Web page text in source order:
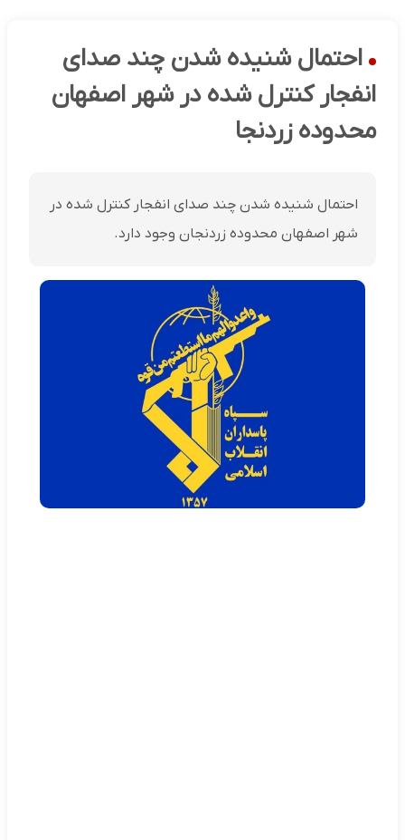
احتمال شنیده شدن چند صدای
انفجار کنترل شده در شهر اصفهان
محدوده زردنجا
احتمال شنیده شدن چند صدای انفجار کنترل شده در
شهر اصفهان محدوده زردنجان وجود دارد.